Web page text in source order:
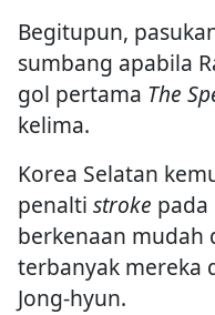
Begitupun,
sumbang apabila
gol pertama The
kelima.
Korea Selatan
penalti stroke pada
berkenaan mudah
terbanyak mereka
Jong-hyun.